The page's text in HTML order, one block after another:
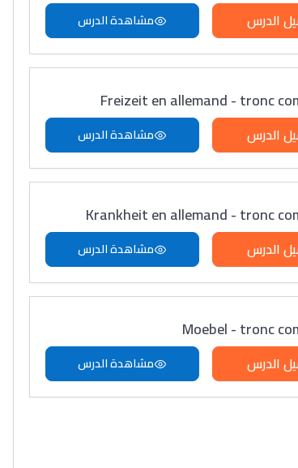
الدرس مشاهدة الدرس
Freizeit en allemand - tronc
الدرس مشاهدة الدرس
Krankheit en allemand - tronc
الدرس مشاهدة الدرس
Moebel - tronc
الدرس مشاهدة الدرس